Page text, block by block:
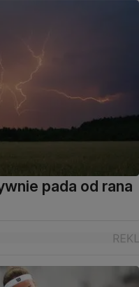
pada od rana